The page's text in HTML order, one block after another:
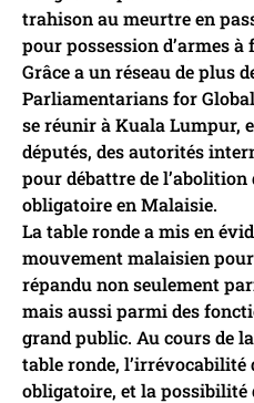
trahison au meurtre en
pour possession d’armes
Grâce a un réseau de plus
Parliamentarians for
se réunir à Kuala Lumpur,
députés, des autorités
pour débattre de
obligatoire en Malaisie.
La table ronde a mis en
mouvement malaisien pour
répandu non seulement
mais aussi parmi des
grand public. Au cours de
table ronde, l’irrévocabilité
obligatoire, et la possibilité